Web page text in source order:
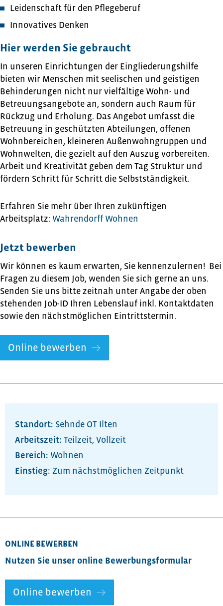
Leidenschaft für den Pflegeberuf
Innovatives Denken
Hier werden Sie gebraucht
In unseren Einrichtungen der Eingliederungshilfe
bieten wir Menschen mit seelischen und geistigen
Behinderungen nicht nur vielfältige Wohn- und
Betreuungsangebote an, sondern auch Raum für
Rückzug und Erholung. Das Angebot umfasst die
Betreuung in geschützten Abteilungen, offenen
Wohnbereichen, kleineren Außenwohngruppen und
Wohnwelten, die gezielt auf den Auszug vorbereiten.
Arbeit und Kreativität geben dem Tag Struktur und
fördern Schritt für Schritt die Selbstständigkeit.
Erfahren Sie mehr über Ihren zukünftigen
Arbeitsplatz: Wahrendorff Wohnen
Jetzt bewerben
Wir können es kaum erwarten, Sie kennenzulernen! Bei
Fragen zu diesem Job, wenden Sie sich gerne an uns.
Senden Sie uns bitte zeitnah unter Angabe der oben
stehenden Job-ID Ihren Lebenslauf inkl. Kontaktdaten
sowie den nächstmöglichen Eintrittstermin.
Online bewerben
Standort: Sehnde OT Ilten
Arbeitszeit: Teilzeit, Vollzeit
Bereich: Wohnen
Zum nächstmöglichen Zeitpunkt
ONLINE BEWERBEN
Nutzen Sie unser online Bewerbungsformular
Online bewerben